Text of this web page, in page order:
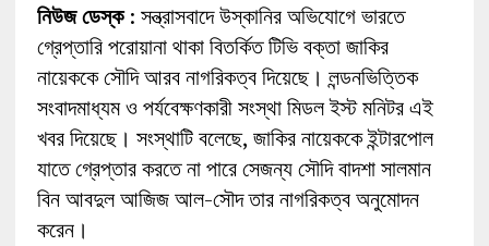
নিউজ ডেস্ক: সন্ত্রাসবাদে উস্কানির অভিযোগে ভারতে
গ্রেপ্তারি পরোয়ানা থাকা বিতর্কিত টিভি বক্তা জাকির
নায়েককে সৌদি আরব নাগরিকত্ব দিয়েছে। লন্ডনভিত্তিক
সংবাদমাধ্যম ও পর্যবেক্ষণকারী সংস্থা মিডল ইস্ট মনিটর এই
খবর দিয়েছে। সংস্থাটি বলেছে, জাকির নায়েককে ইন্টারপোল
যাতে গ্রেপ্তার করতে না পারে সেজন্য সৌদি বাদশা সালমান
বিন আবদুল আজিজ আল-সৌদ তার নাগরিকত্ব অনুমোদন
করেন।